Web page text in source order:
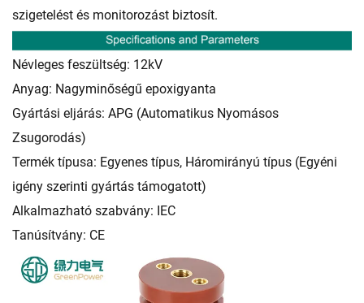
szigetelést és monitorozást biztosít.
Névleges feszültség: 12kV
Anyag: Nagyminőségű epoxigyanta
Gyártási eljárás: APG (Automatikus Nyomásos
Zsugorodás)
Termék típusa: Egyenes típus, Háromirányú típus (Egyéni
igény szerinti gyártás támogatott)
Alkalmazható szabvány: IEC
Tanúsítvány: CE